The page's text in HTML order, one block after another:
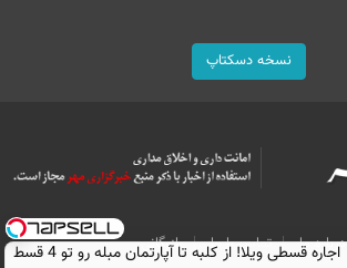
نسخه دسکتاپ
درباره ما تماس با ما
بازرگانی
اجاره‌ قسطی ویلا! از کلبه تا آپارتمان مبله رو تو 4 قسط